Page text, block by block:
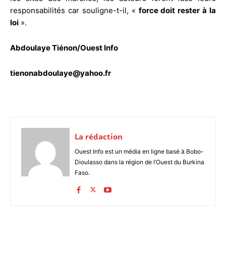
responsabilités car souligne-t-il, « force doit rester à la
loi ».
Abdoulaye Tiénon/Ouest Info
tienonabdoulaye@yahoo.fr
La rédaction
Ouest Info est un média en ligne basé à Bobo-
Dioulasso dans la région de l’Ouest du Burkina
Faso.